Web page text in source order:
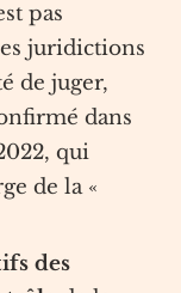
pas
juridictions
de juger,
dans
qui
de la «
des